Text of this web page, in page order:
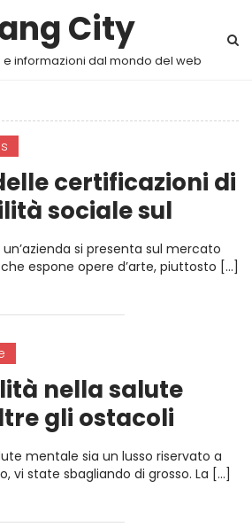
City
e informazioni dal mondo del web
certificazioni di
sociale sul
si presenta sul mercato
espone opere d’arte, piuttosto […]
nella salute
gli ostacoli
economici
mentale sia un lusso riservato a
vi state sbagliando di grosso. La […]